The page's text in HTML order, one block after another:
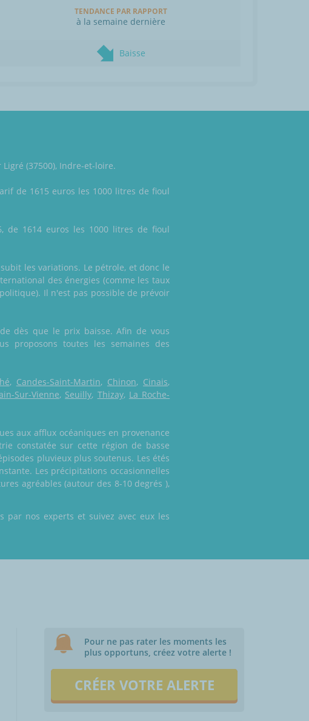
TENDANCE PAR RAPPORT
à la semaine dernière
Baisse
(37500), Indre-et-loire.
de 1615 euros les 1000 litres de fioul
de 1614 euros les 1000 litres de fioul
les variations. Le pétrole, et donc le
des énergies (comme les taux
Il n'est pas possible de prévoir
dès que le prix baisse. Afin de vous
proposons toutes les semaines des
, Candes-Saint-Martin, Chinon, Cinais,
Sur-Vienne, Seuilly, Thizay, La Roche-
aux afflux océaniques en provenance
constatée sur cette région de basse
pluvieux plus soutenus. Les étés
Les précipitations occasionnelles
agréables (autour des 8-10 degrés ),
par nos experts et suivez avec eux les
Pour ne pas rater les moments les
plus opportuns, créez votre alerte !
CRÉER VOTRE ALERTE